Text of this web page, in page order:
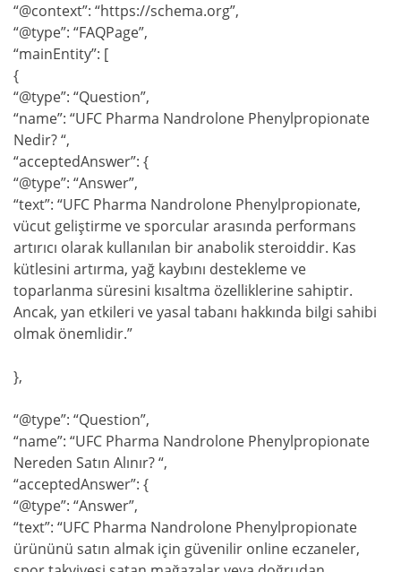
“@context”: “https://schema.org”,
“@type”: “FAQPage”,
“mainEntity”: [
{
“@type”: “Question”,
“name”: “UFC Pharma Nandrolone Phenylpropionate
Nedir? “,
“acceptedAnswer”: {
“@type”: “Answer”,
“text”: “UFC Pharma Nandrolone Phenylpropionate,
vücut geliştirme ve sporcular arasında performans
artırıcı olarak kullanılan bir anabolik steroiddir. Kas
kütlesini artırma, yağ kaybını destekleme ve
toparlanma süresini kısaltma özelliklerine sahiptir.
Ancak, yan etkileri ve yasal tabanı hakkında bilgi sahibi
olmak önemlidir.”
},
“@type”: “Question”,
“name”: “UFC Pharma Nandrolone Phenylpropionate
Nereden Satın Alınır? “,
“acceptedAnswer”: {
“@type”: “Answer”,
“text”: “UFC Pharma Nandrolone Phenylpropionate
ürününü satın almak için güvenilir online eczaneler,